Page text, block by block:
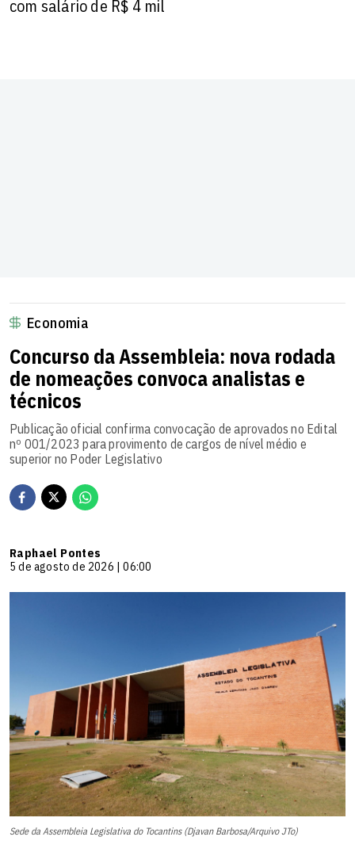
com salário de R$ 4 mil
Economia
Concurso da Assembleia: nova rodada
de nomeações convoca analistas e
técnicos
Publicação oficial confirma convocação de aprovados no Edital
nº 001/2023 para provimento de cargos de nível médio e
superior no Poder Legislativo
Raphael Pontes
5 de agosto de 2026 | 06:00
Sede da Assembleia Legislativa do Tocantins (Djavan Barbosa/Arquivo JTo)